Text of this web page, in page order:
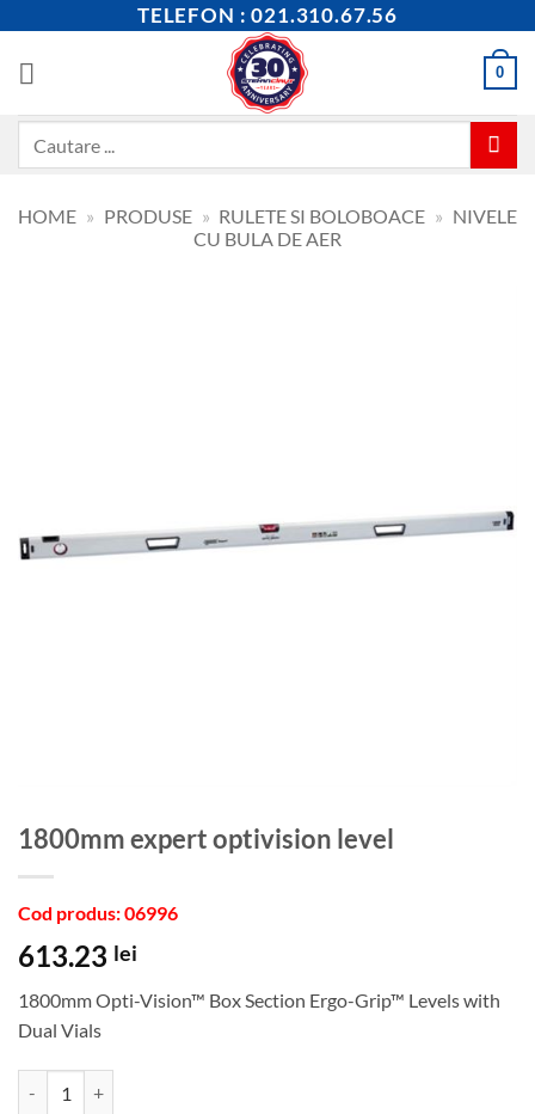
content
TELEFON : 021.310.67.56
0
HOME » PRODUSE » RULETE SI BOLOBOACE » NIVELE
CU BULA DE AER
1800mm expert optivision level
Cod produs: 06996
613.23 lei
1800mm Opti-Vision™ Box Section Ergo-Grip™ Levels with
Dual Vials